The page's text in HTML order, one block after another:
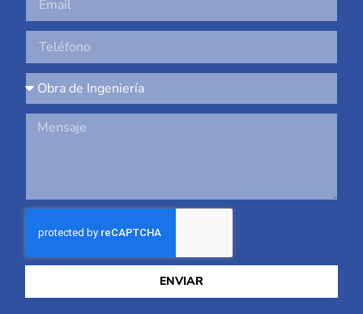
ENVIAR